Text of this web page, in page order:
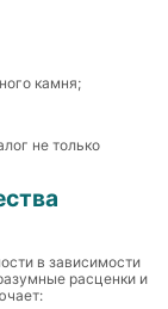
камня;
не только
в зависимости
расценки и